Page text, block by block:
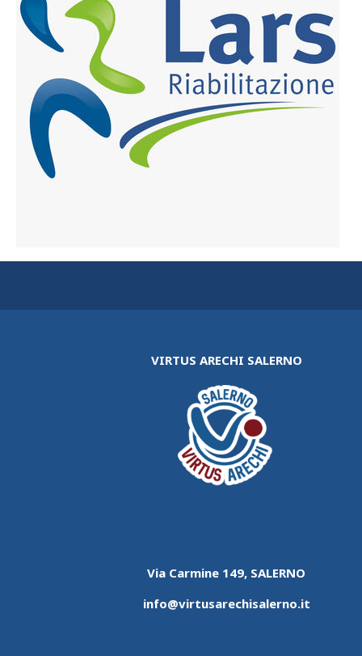
VIRTUS ARECHI SALERNO
Via Carmine 149, SALERNO
info@virtusarechisalerno.it